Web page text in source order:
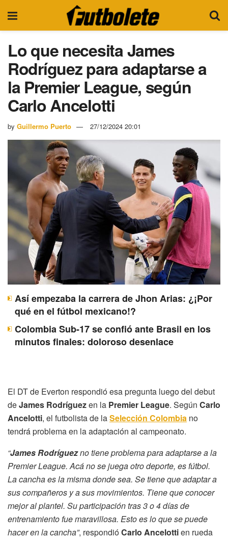
Lo que necesita James
Rodríguez para adaptarse a
la Premier League, según
Carlo Ancelotti
by Guillermo Puerto 27/12/2024 20:01
Así empezaba la carrera de Jhon Arias: ¿¡Por
qué en el fútbol mexicano!?
Colombia Sub-17 se confió ante Brasil en los
minutos finales: doloroso desenlace
El DT de Everton respondió esa pregunta luego del debut
deJames Rodríguezen la Premier League. Según Carlo
Ancelotti, el futbolista de laSelección Colombia no
tendrá problema en la adaptación al campeonato.
“James Rodríguezno tiene problema para adaptarse a la
Premier League. Acá no se juega otro deporte, es fútbol.
La cancha es la misma donde sea. Se tiene que adaptar a
sus compañeros y a sus movimientos. Tiene que conocer
mejor al plantel. Su participación tras 3 o 4 días de
entrenamiento fue maravillosa. Esto es lo que se puede
hacer en la cancha”, respondióCarlo Ancelottien rueda